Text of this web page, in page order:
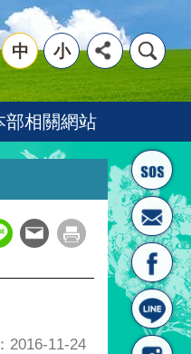
中 小
部相關網站
2016-11-24